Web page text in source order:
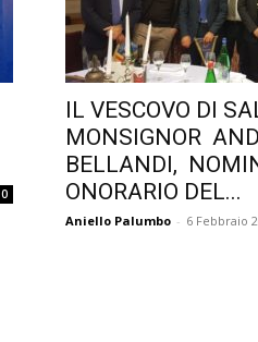
0
IL VESCOVO DI
MONSIGNOR
BELLANDI,
ONORARIO DEL...
Aniello Palumbo - 6 Febbraio